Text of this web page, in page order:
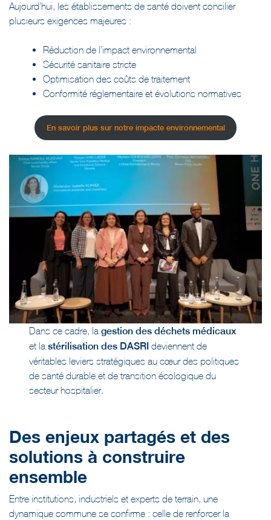
plusieurs exigences majeures :
Sécurité sanitaire stricte
Optimisation des coûts de traitement
Conformité réglementaire et évolutions normatives
Dans ce cadre, la gestion des déchets médicaux
et lastérilisation des DASRIdeviennent de
véritables leviers stratégiques au cœur des politiques
de santé durable et de transition écologique du
secteur hospitalier.
solutions à construire
ensemble
Entre institutions, industriels et experts de terrain, une
dynamique commune se confirme : celle de renforcer la
coopération afin d’améliorer durablement les systèmes de